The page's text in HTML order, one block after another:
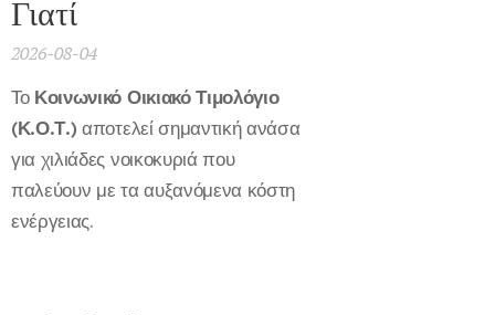
Γιατί
2026-08-04
Το Κοινωνικό Οικιακό Τιμολόγιο
(Κ.Ο.Τ.) αποτελεί σημαντική ανάσα
για χιλιάδες νοικοκυριά που
παλεύουν με τα αυξανόμενα κόστη
ενέργειας.